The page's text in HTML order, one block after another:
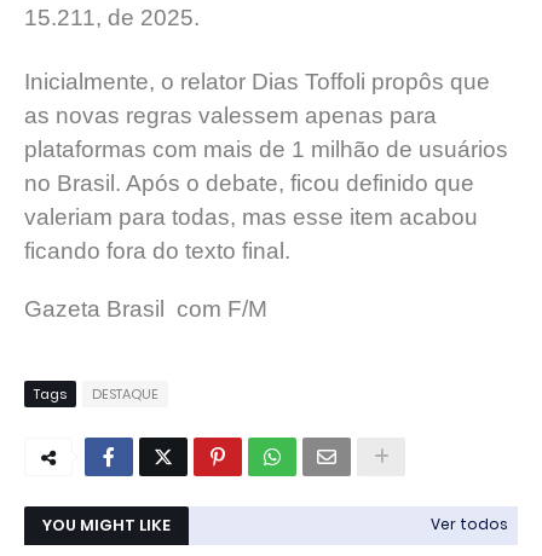
15.211, de 2025.
Inicialmente, o relator Dias Toffoli propôs que
as novas regras valessem apenas para
plataformas com mais de 1 milhão de usuários
no Brasil. Após o debate, ficou definido que
valeriam para todas, mas esse item acabou
ficando fora do texto final.
Gazeta Brasil com F/M
Tags DESTAQUE
YOU MIGHT LIKE Ver todos